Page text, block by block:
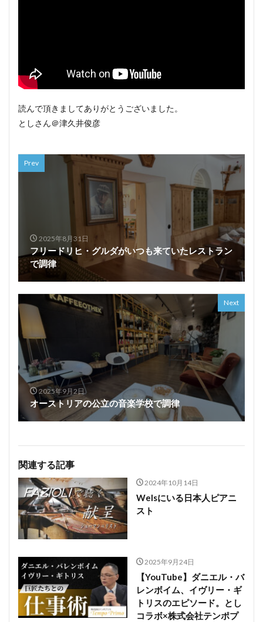
読んで頂きましてありがとうございました。
としさん＠津久井俊彦
Prev
2025年8月31日
フリードリヒ・グルダがいつも来ていたレストラン
で調律
Next
2025年9月2日
オーストリアの公立の音楽学校で調律
関連する記事
2024年10月14日
Welsにいる日本人ピアニ
スト
2025年9月24日
【YouTube】ダニエル・バ
レンボイム、イヴリー・ギ
トリスのエピソード。とし
コラボ×株式会社テンポプ